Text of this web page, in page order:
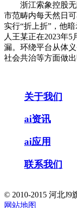
浙江索象控股无
市范畴内每天然日
实行“折上折”，他
人王某正在2023年
漏。环绕平台从体
社会共治等方面做出
关于我们
ai资讯
ai应用
联系我们
© 2010-2015 河北J9
网站地图